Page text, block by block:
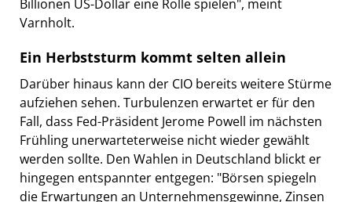
Billionen US-Dollar eine Rolle spielen", meint
Varnholt.
Ein Herbststurm kommt selten allein
Darüber hinaus kann der CIO bereits weitere Stürme
aufziehen sehen. Turbulenzen erwartet er für den
Fall, dass Fed-Präsident Jerome Powell im nächsten
Frühling unerwarteterweise nicht wieder gewählt
werden sollte. Den Wahlen in Deutschland blickt er
hingegen entspannter entgegen: "Börsen spiegeln
die Erwartungen an Unternehmensgewinne, Zinsen